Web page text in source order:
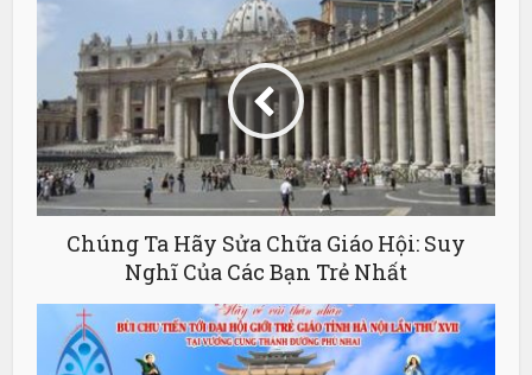
Chúng Ta Hãy Sửa Chữa Giáo Hội: Suy
Nghĩ Của Các Bạn Trẻ Nhất